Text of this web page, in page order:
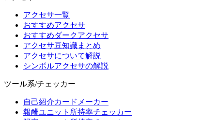
アクセサ一覧
おすすめアクセサ
おすすめダークアクセサ
アクセサ豆知識まとめ
アクセサについて解説
シンボルアクセサの解説
ツール系/チェッカー
自己紹介カードメーカー
報酬ユニット所持率チェッカー